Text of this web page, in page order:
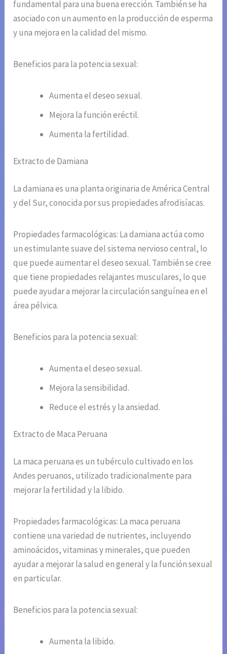
fundamental para una buena erección. También se ha
asociado con un aumento en la producción de esperma
y una mejora en la calidad del mismo.
Beneficios para la potencia sexual:
Aumenta el deseo sexual.
Mejora la función eréctil.
Aumenta la fertilidad.
Extracto de Damiana
La damiana es una planta originaria de América Central
y del Sur, conocida por sus propiedades afrodisíacas.
Propiedades farmacológicas: La damiana actúa como
un estimulante suave del sistema nervioso central, lo
que puede aumentar el deseo sexual. También se cree
que tiene propiedades relajantes musculares, lo que
puede ayudar a mejorar la circulación sanguínea en el
área pélvica.
Beneficios para la potencia sexual:
Aumenta el deseo sexual.
Mejora la sensibilidad.
Reduce el estrés y la ansiedad.
Extracto de Maca Peruana
La maca peruana es un tubérculo cultivado en los
Andes peruanos, utilizado tradicionalmente para
mejorar la fertilidad y la libido.
Propiedades farmacológicas: La maca peruana
contiene una variedad de nutrientes, incluyendo
aminoácidos, vitaminas y minerales, que pueden
ayudar a mejorar la salud en general y la función sexual
en particular.
Beneficios para la potencia sexual:
Aumenta la libido.